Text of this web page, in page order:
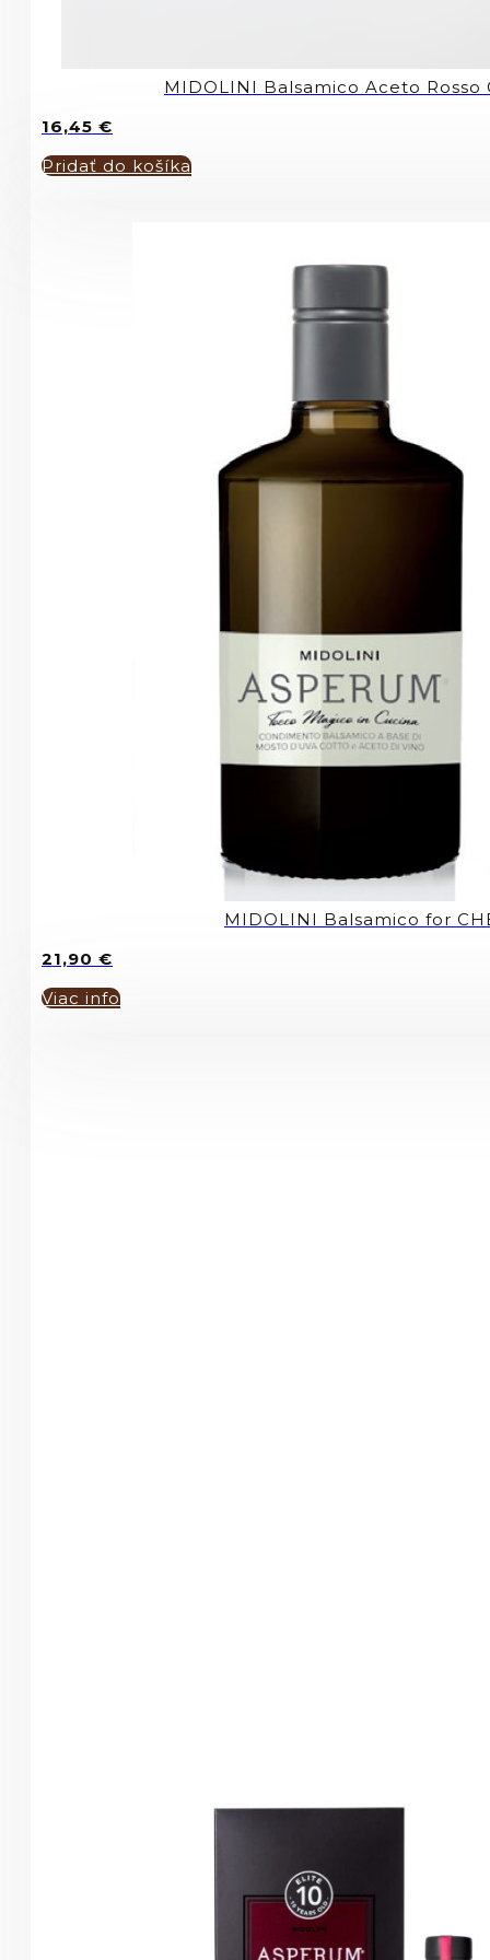
MIDOLINI Balsamico Aceto Rosso
16,45 €
Pridať do košíka
MIDOLINI Balsamico for
21,90 €
Viac info